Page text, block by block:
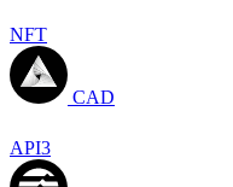
NFT
CAD
API3